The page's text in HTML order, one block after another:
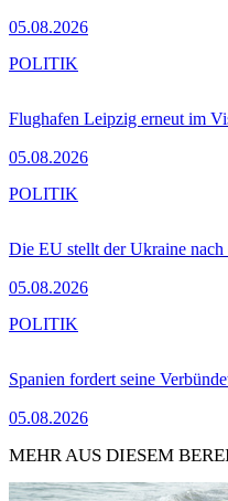
05.08.2026
Flughafen Leipzig erneut im
05.08.2026
POLITIK
Die EU stellt der Ukraine
05.08.2026
POLITIK
Spanien fordert seine
05.08.2026
POLITIK
MEHR AUS DIESEM